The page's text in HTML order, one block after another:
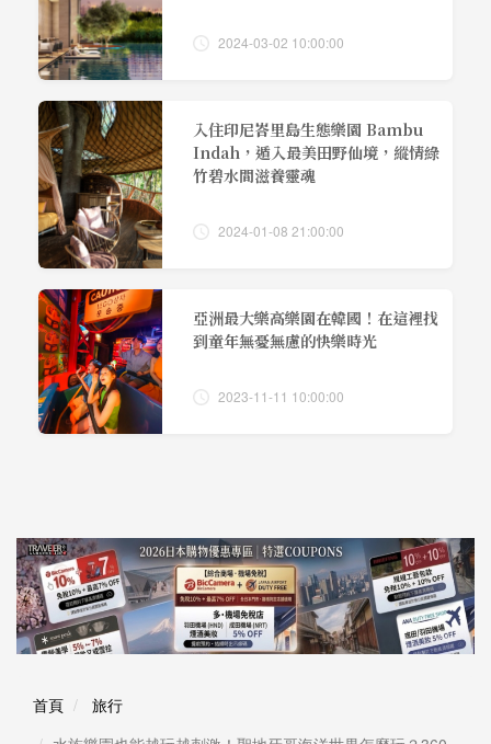
2024-03-02 10:00:00
入住印尼峇里島生態樂園 Bambu
Indah，遁入最美田野仙境，縱情綠
竹碧水間滋養靈魂
2024-01-08 21:00:00
亞洲最大樂高樂園在韓國！在這裡找
到童年無憂無慮的快樂時光
2023-11-11 10:00:00
首頁
旅行